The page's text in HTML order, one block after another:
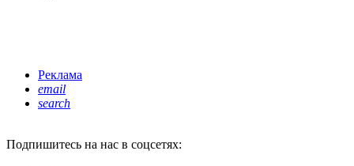
Реклама
email
search
Подпишитесь на нас в соцсетях: